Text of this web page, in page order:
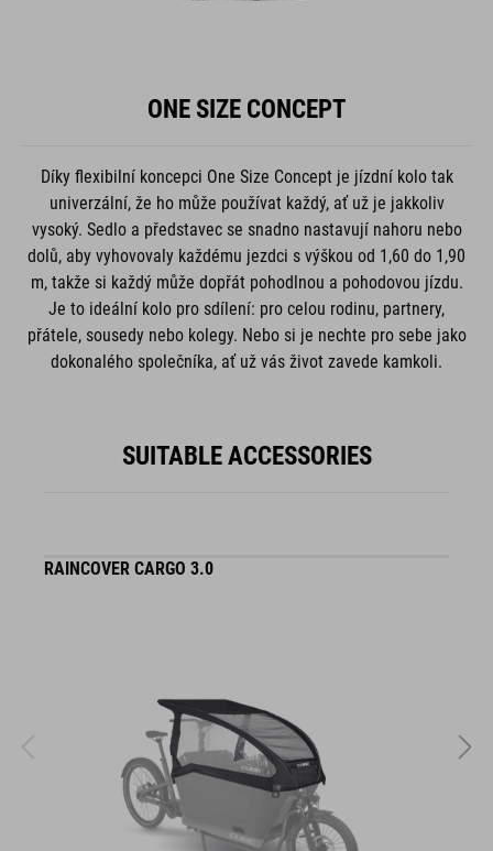
ONE SIZE CONCEPT
Díky flexibilní koncepci One Size Concept je jízdní kolo tak
univerzální, že ho může používat každý, ať už je jakkoliv
vysoký. Sedlo a představec se snadno nastavují nahoru nebo
dolů, aby vyhovovaly každému jezdci s výškou od 1,60 do 1,90
m, takže si každý může dopřát pohodlnou a pohodovou jízdu.
Je to ideální kolo pro sdílení: pro celou rodinu, partnery,
přátele, sousedy nebo kolegy. Nebo si je nechte pro sebe jako
dokonalého společníka, ať už vás život zavede kamkoli.
SUITABLE ACCESSORIES
RAINCOVER CARGO 3.0